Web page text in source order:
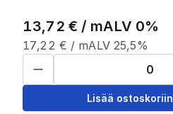
13,72 € / mALV 0%
17,22 € / mALV 25,5%
Lisää ostoskoriin